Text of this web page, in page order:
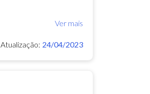
Ver mais
Atualização: 24/04/2023